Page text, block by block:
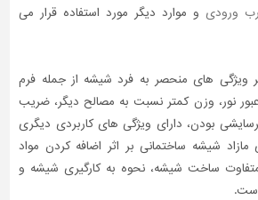
ورودی و موارد دیگر مورد استفاده قرار می
ویژگی های منحصر به فرد شیشه از جمله فرم
نور، وزن کمتر نسبت به مصالح دیگر، ضریب
بودن، دارای ویژگی های کاربردی دیگری
شیشه ساختمانی بر اثر اضافه کردن مواد
متفاوت ساخت شیشه، نحوه به کارگیری شیشه و